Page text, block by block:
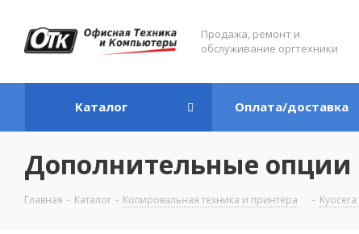
Продажа, ремонт и
обслуживание оргтехники
Каталог Оплата/доставка
Дополнительные опции
Главная - Каталог - Копировальная техника и принтера - Kyocera